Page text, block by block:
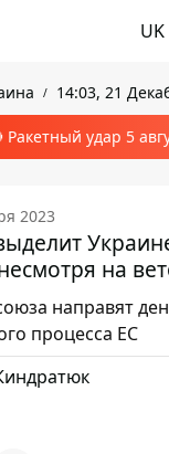
UK
14:03, 21
Ракетный удар 5
2023
на
направят
процесса ЕС